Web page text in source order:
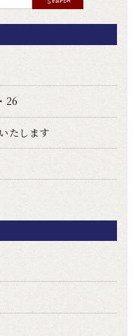
26
たします